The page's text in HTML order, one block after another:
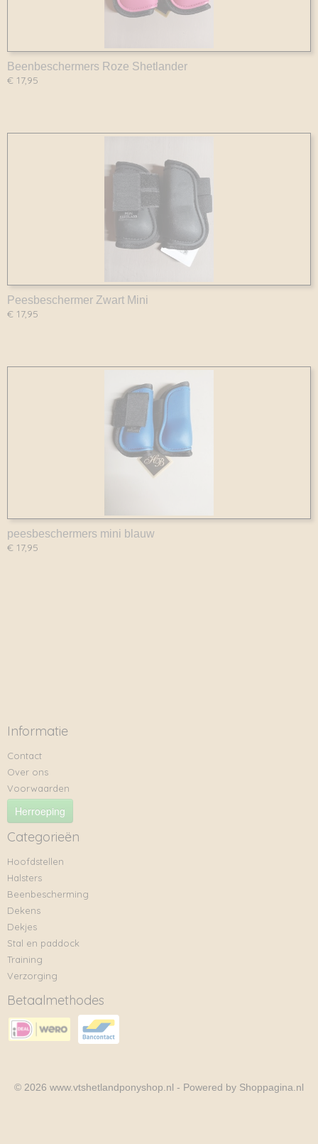
Beenbeschermers Roze Shetlander
€ 17,95
Peesbeschermer Zwart Mini
€ 17,95
peesbeschermers mini blauw
€ 17,95
Informatie
Contact
Over ons
Voorwaarden
Herroeping
Categorieën
Hoofdstellen
Halsters
Beenbescherming
Dekens
Dekjes
Stal en paddock
Training
Verzorging
Betaalmethodes
© 2026 www.vtshetlandponyshop.nl - Powered by Shoppagina.nl